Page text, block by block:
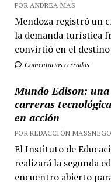
POR ANDREA MAS
Mendoza registró un
la demanda turística
convirtió en el
Comentarios cerrados
Mundo Edison:
carreras
en acción
POR REDACCIÓN
El Instituto de
realizará la segunda
encuentro abierto